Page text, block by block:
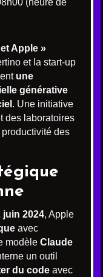
Apple »
et la start-up
une
générative
. Une initiative
des laboratoires
productivité des
juin 2024, Apple
avec
modèle Claude
un outil
du code avec